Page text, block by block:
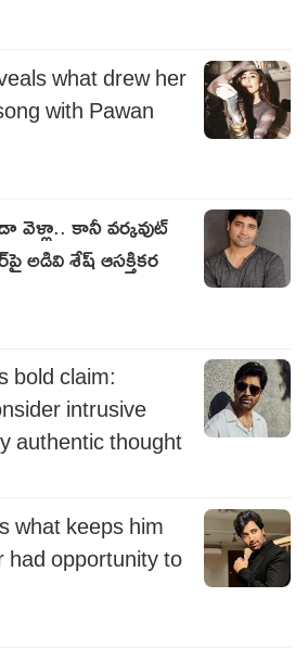
what drew her
with Pawan
కానీ వర్కవుట్
అడివి శేష్ ఆసక్తికర
bold claim:
intrusive
authentic thought
what keeps him
had opportunity to